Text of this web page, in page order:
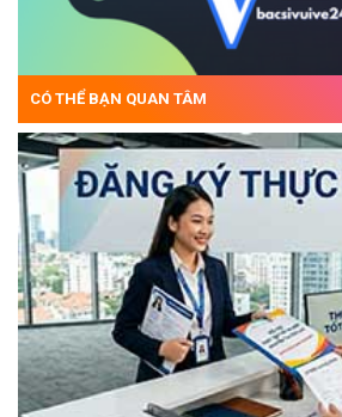
CÓ THỂ BẠN QUAN TÂM